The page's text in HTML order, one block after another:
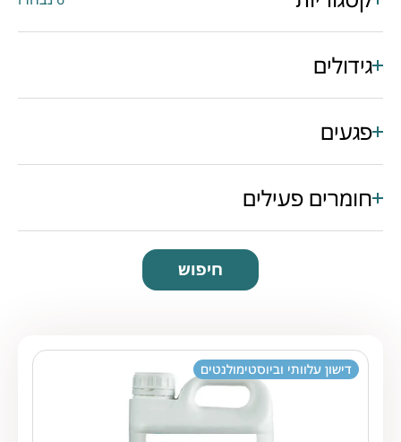
גידולים
פגעים
חומרים פעילים
חיפוש
דישון עלוותי וביוסטימולנטים